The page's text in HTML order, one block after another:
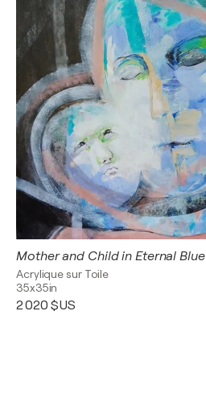
Mother and Child in Eternal Blue
Acrylique sur Toile
35x35in
2 020 $US